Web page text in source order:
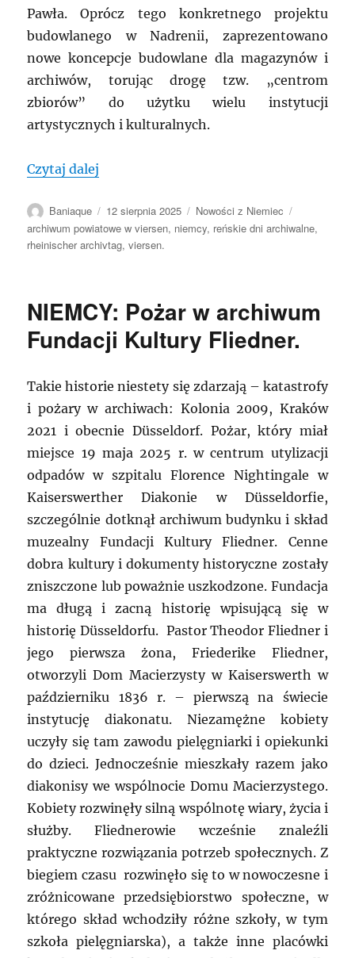
Pawła. Oprócz tego konkretnego projektu
budowlanego w Nadrenii, zaprezentowano
nowe koncepcje budowlane dla magazynów i
archiwów, torując drogę tzw. „centrom
zbiorów” do użytku wielu instytucji
artystycznych i kulturalnych.
Czytaj dalej
Autor
Baniaque
Data
publikacji
12 sierpnia 2025 Kategorie
Nowości z Niemiec
archiwum powiatowe w viersen, niemcy, reńskie dni archiwalne,
rheinischer archivtag,viersen.
NIEMCY: Pożar w archiwum
Fundacji Kultury Fliedner.
Takie historie niestety się zdarzają – katastrofy
i pożary w archiwach: Kolonia 2009, Kraków
2021 i obecnie Düsseldorf. Pożar, który miał
miejsce 19 maja 2025 r. w centrum utylizacji
odpadów w szpitalu Florence Nightingale w
Kaiserswerther Diakonie w Düsseldorfie,
szczególnie dotknął archiwum budynku i skład
muzealny Fundacji Kultury Fliedner. Cenne
dobra kultury i dokumenty historyczne zostały
zniszczone lub poważnie uszkodzone. Fundacja
ma długą i zacną historię wpisującą się w
historię Düsseldorfu. Pastor Theodor Fliedner i
jego pierwsza żona, Friederike Fliedner,
otworzyli Dom Macierzysty w Kaiserswerth w
październiku 1836 r. – pierwszą na świecie
instytucję diakonatu. Niezamężne kobiety
uczyły się tam zawodu pielęgniarki i opiekunki
do dzieci. Jednocześnie mieszkały razem jako
diakonisy we wspólnocie Domu Macierzystego.
Kobiety rozwinęły silną wspólnotę wiary, życia i
służby. Fliednerowie wcześnie znaleźli
praktyczne rozwiązania potrzeb społecznych. Z
biegiem czasu rozwinęło się to w nowoczesne i
zróżnicowane przedsiębiorstwo społeczne, w
którego skład wchodziły różne szkoły, w tym
szkoła pielęgniarska), a także inne placówki